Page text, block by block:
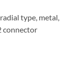
type, metal,
connector